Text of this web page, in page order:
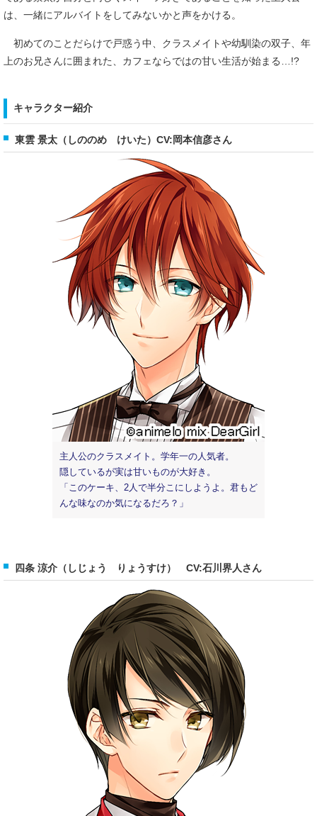
は、一緒にアルバイトをしてみないかと声をかける。
初めてのことだらけで戸惑う中、クラスメイトや幼馴染の双子、年
上のお兄さんに囲まれた、カフェならではの甘い生活が始まる…!?
キャラクター紹介
東雲 景太（しののめ けいた） CV:岡本信彦さん
主人公のクラスメイト。学年一の人気者。
隠しているが実は甘いものが大好き。
「このケーキ、2人で半分こにしようよ。君もど
んな味なのか気になるだろ？」
四条 涼介（しじょう りょうすけ） CV:石川界人さん